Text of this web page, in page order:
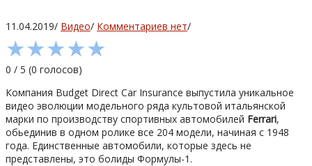
11.04.2019/ Видео/ Комментариев нет/
★★★★★
0 / 5 (0 голосов)
Компания Budget Direct Car Insurance выпустила уникальное
видео эволюции модельного ряда культовой итальянской
марки по производству спортивных автомобилей Ferrari,
обьединив в одном ролике все 204 модели, начиная с 1948
года. Единственные автомобили, которые здесь не
представлены, это болиды Формулы-1.